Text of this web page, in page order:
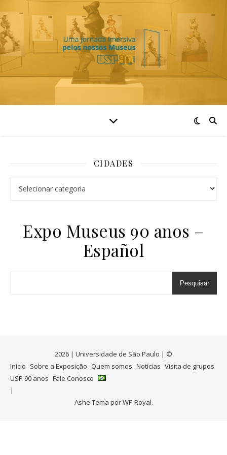
CIDADES
Expo Museus 90 anos –
Español
Pesquisar
2026 | Universidade de São Paulo | ©
Início Sobre a Exposição Quem somos Notícias Visita de grupos
USP 90 anos Fale Conosco
Ashe Tema porWP Royal.